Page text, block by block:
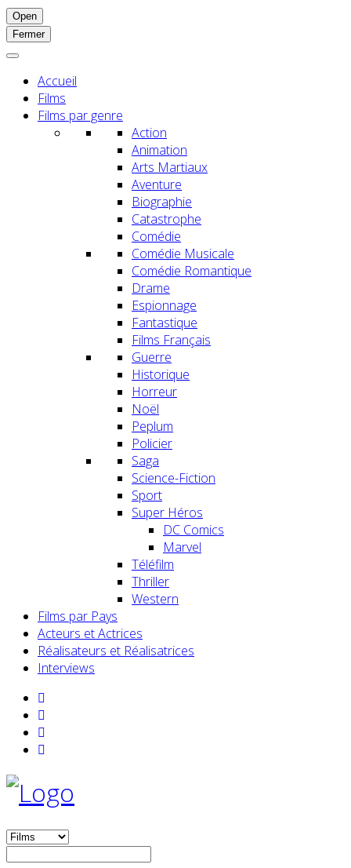
Open
Fermer
Accueil
Films
Films par genre
Action
Animation
Arts Martiaux
Aventure
Biographie
Catastrophe
Comédie
Comédie Musicale
Comédie Romantique
Drame
Espionnage
Fantastique
Films Français
Guerre
Historique
Horreur
Noël
Peplum
Policier
Saga
Science-Fiction
Sport
Super Héros
DC Comics
Marvel
Téléfilm
Thriller
Western
Films par Pays
Acteurs et Actrices
Réalisateurs et Réalisatrices
Interviews